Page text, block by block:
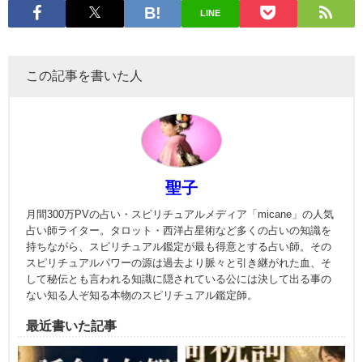
LINE
この記事を書いた人
聖子
月間300万PVの占い・スピリチュアルメディア「micane」の人気
占い師ライター。タロット・西洋占星術など多くの占いの知識を
持ちながら、スピリチュアル鑑定が最も得意とする占い師。その
スピリチュアルパワーの源は過去より脈々と引き継がれた血、そ
して秘伝とも言われる知識に隠されている公には決して出る事の
ない知る人ぞ知る本物のスピリチュアル鑑定師。
最近書いた記事